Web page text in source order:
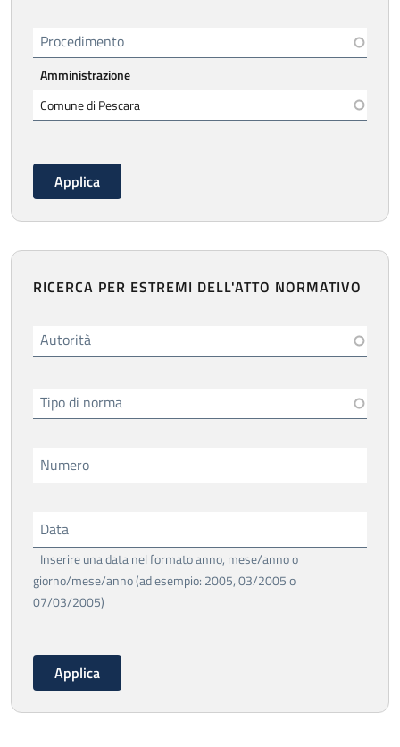
Procedimento
Amministrazione
RICERCA PER ESTREMI DELL'ATTO NORMATIVO
Autorità
Tipo di norma
Numero
Data
Inserire una data nel formato anno, mese/anno o
giorno/mese/anno (ad esempio: 2005, 03/2005 o
07/03/2005)